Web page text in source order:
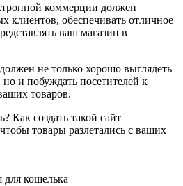
коммерции должен
клиентов, обеспечивать отличное
ваш магазин в
не только хорошо выглядеть
но и побуждать посетителей к
товаров.
Как создать такой сайт
товары разлетались с ваших
кошелька